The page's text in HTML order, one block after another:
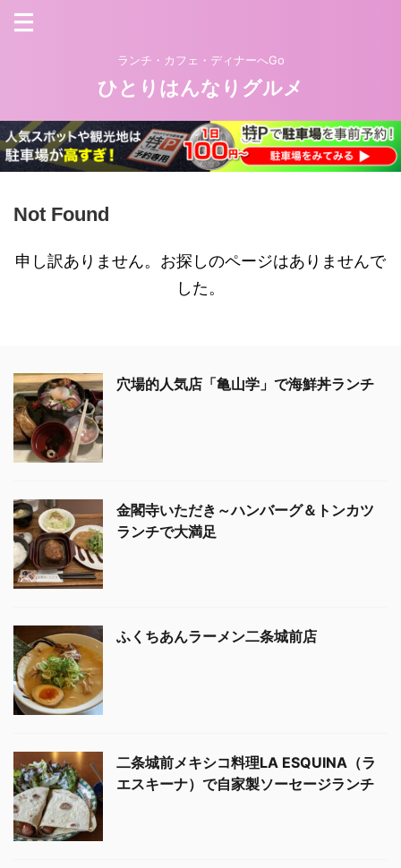
ランチ・カフェ・ディナーへGo
ひとりはんなりグルメ
Not Found
申し訳ありません。お探しのページはありませんで
した。
穴場的人気店「亀山学」で海鮮丼ランチ
金閣寺いただき～ハンバーグ＆トンカツ
ランチで大満足
ふくちあんラーメン二条城前店
二条城前メキシコ料理LA ESQUINA（ラ
エスキーナ）で自家製ソーセージランチ